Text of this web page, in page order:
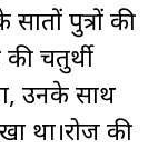
पुत्रों की
चतुर्थी
उनके साथ
था।रोज की